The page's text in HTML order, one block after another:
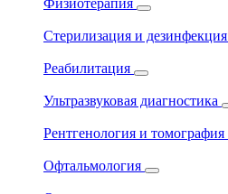
Физиотерапия
Стерилизация и дезинфекция
Реабилитация
Ультразвуковая диагностика
Рентгенология и томография
Офтальмология